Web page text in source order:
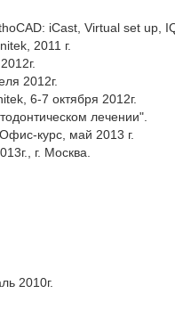
iCast, Virtual set up,
2011 г.
2012г.
6-7 октября 2012г.
лечении".
курс, май 2013 г.
г. Москва.
2010г.